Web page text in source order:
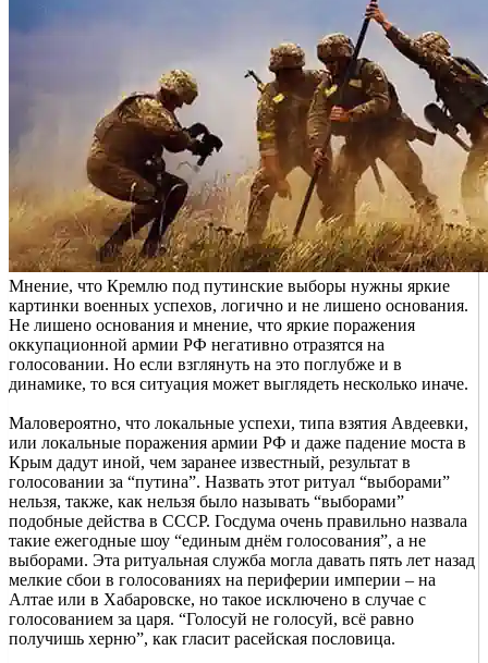
Мнение, что Кремлю под путинские выборы нужны яркие
картинки военных успехов, логично и не лишено основания.
Не лишено основания и мнение, что яркие поражения
оккупационной армии РФ негативно отразятся на
голосовании. Но если взглянуть на это поглубже и в
динамике, то вся ситуация может выглядеть несколько иначе.
Маловероятно, что локальные успехи, типа взятия Авдеевки,
или локальные поражения армии РФ и даже падение моста в
Крым дадут иной, чем заранее известный, результат в
голосовании за “путина”. Назвать этот ритуал “выборами”
нельзя, также, как нельзя было называть “выборами”
подобные действа в СССР. Госдума очень правильно назвала
такие ежегодные шоу “единым днём голосования”, а не
выборами. Эта ритуальная служба могла давать пять лет назад
мелкие сбои в голосованиях на периферии империи – на
Алтае или в Хабаровске, но такое исключено в случае с
голосованием за царя. “Голосуй не голосуй, всё равно
получишь херню”, как гласит расейская пословица.